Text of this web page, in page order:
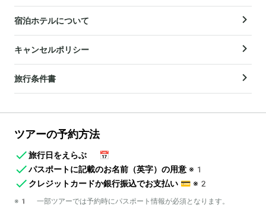
宿泊ホテルについて
キャンセルポリシー
旅行条件書
ツアーの予約方法
旅行日をえらぶ
📅
パスポートに記載のお名前（英字）の用意 ※1
クレジットカードか銀行振込でお支払い 💳 ※2
※1 一部ツアーでは予約時にパスポート情報が必須となります。